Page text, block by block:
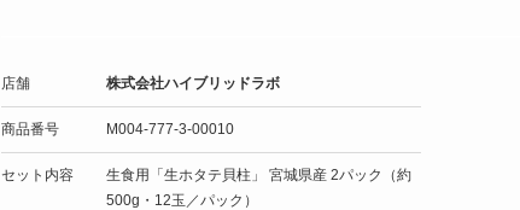
店舗 株式会社ハイブリッドラボ
商品番号 M004-777-3-00010
セット内容
生食用「生ホタテ貝柱」 宮城県産 2パック（約
500g・12玉／パック）